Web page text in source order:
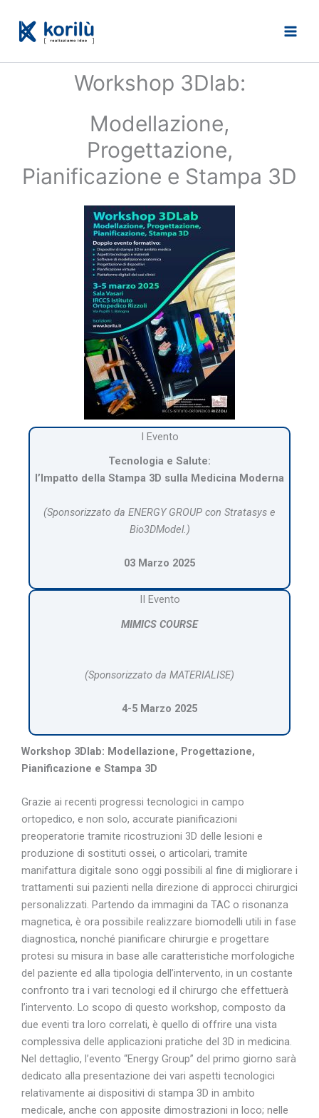
contenuto
Workshop 3Dlab:
Modellazione,
Progettazione,
Pianificazione e Stampa 3D
I Evento
Tecnologia e Salute:
l’Impatto della Stampa 3D sulla Medicina Moderna
(Sponsorizzato da ENERGY GROUP con Stratasys e
Bio3DModel.)
03 Marzo 2025
II Evento
MIMICS COURSE
(Sponsorizzato da MATERIALISE)
4-5 Marzo 2025
Workshop 3Dlab: Modellazione, Progettazione,
Pianificazione e Stampa 3D
Grazie ai recenti progressi tecnologici in campo
ortopedico, e non solo, accurate pianificazioni
preoperatorie tramite ricostruzioni 3D delle lesioni e
produzione di sostituti ossei, o articolari, tramite
manifattura digitale sono oggi possibili al fine di migliorare i
trattamenti sui pazienti nella direzione di approcci chirurgici
personalizzati. Partendo da immagini da TAC o risonanza
magnetica, è ora possibile realizzare biomodelli utili in fase
diagnostica, nonché pianificare chirurgie e progettare
protesi su misura in base alle caratteristiche morfologiche
del paziente ed alla tipologia dell’intervento, in un costante
confronto tra i vari tecnologi ed il chirurgo che effettuerà
l’intervento. Lo scopo di questo workshop, composto da
due eventi tra loro correlati, è quello di offrire una vista
complessiva delle applicazioni pratiche del 3D in medicina.
Nel dettaglio, l’evento “Energy Group” del primo giorno sarà
dedicato alla presentazione dei vari aspetti tecnologici
relativamente ai dispositivi di stampa 3D in ambito
medicale, anche con apposite dimostrazioni in loco; nelle